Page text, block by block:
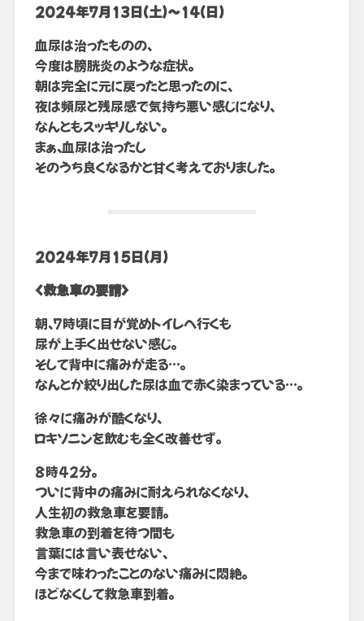
2024年7月13日(土)〜14(日)
血尿は治ったものの、
今度は膀胱炎のような症状。
朝は完全に元に戻ったと思ったのに、
夜は頻尿と残尿感で気持ち悪い感じになり、
なんともスッキリしない。
まぁ、血尿は治ったし
そのうち良くなるかと甘く考えておりました。
2024年7月15日(月)
<救急車の要請>
朝、7時頃に目が覚めトイレへ行くも
尿が上手く出せない感じ。
そして背中に痛みが走る…。
なんとか絞り出した尿は血で赤く染まっている…。
徐々に痛みが酷くなり、
ロキソニンを飲むも全く改善せず。
8時42分。
ついに背中の痛みに耐えられなくなり、
人生初の救急車を要請。
救急車の到着を待つ間も
言葉には言い表せない、
今まで味わったことのない痛みに悶絶。
ほどなくして救急車到着。